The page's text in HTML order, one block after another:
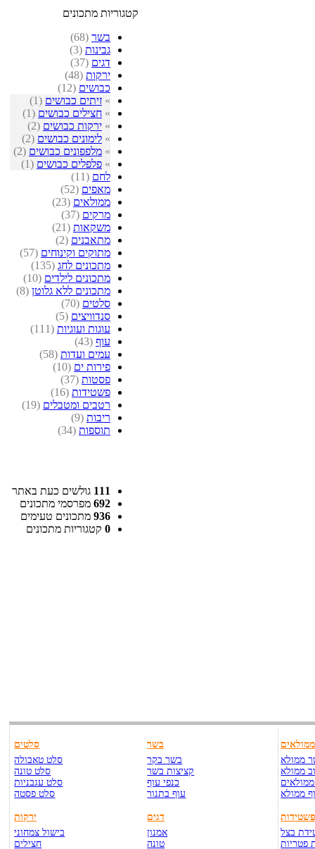
קטגוריות מתכונים
בשר (68)
גבינות (3)
דגים (37)
ירקות (48)
כבושים (12)
» זיתים כבושים (1)
» חצילים כבושים (1)
» ירקות כבושים (2)
» לימונים כבושים (2)
» מלפפונים כבושים (2)
» פלפלים כבושים (1)
לחם (11)
מאפים (52)
ממולאים (23)
מרקים (37)
משקאות (21)
מתאבנים (2)
מתוקים וקינוחים (57)
מתכונים לחג (135)
מתכונים לילדים (10)
מתכונים ללא גלוטן (8)
סלטים (70)
סנדוויצים (5)
עוגות ועוגיות (111)
עוף (43)
עמים ועדות (58)
פירות ים (10)
פסטות (37)
פשטידות (16)
רטבים ומטבלים (19)
ריבות (9)
תוספות (34)
111 גולשים כעת באתר
692 מפרסמי מתכונים
936 מתכונים טעימים
0 קטגוריות מתכונים
סלטים
סלט טאבולה
סלט טונה
סלט עגבניות
סלט פסטה
ירקות
בישול צמחוני
חצילים
בשר
בשר בקר
קציצות בשר
כנפי עוף
עוף בתנור
דגים
אמנון
טונה
ממולאים
ממולא
ממולא
ממולא
בצל
פטריות